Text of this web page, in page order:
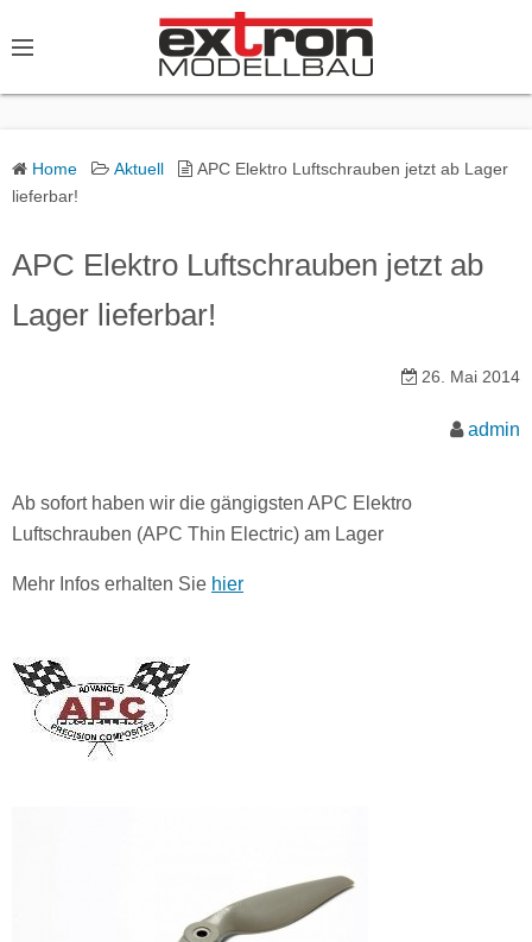
Home Aktuell
APC Elektro Luftschrauben jetzt ab Lager
lieferbar!
APC Elektro Luftschrauben jetzt ab
Lager lieferbar!
26. Mai 2014
admin
Ab sofort haben wir die gängigsten APC Elektro
Luftschrauben (APC Thin Electric) am Lager
Mehr Infos erhalten Sie hier